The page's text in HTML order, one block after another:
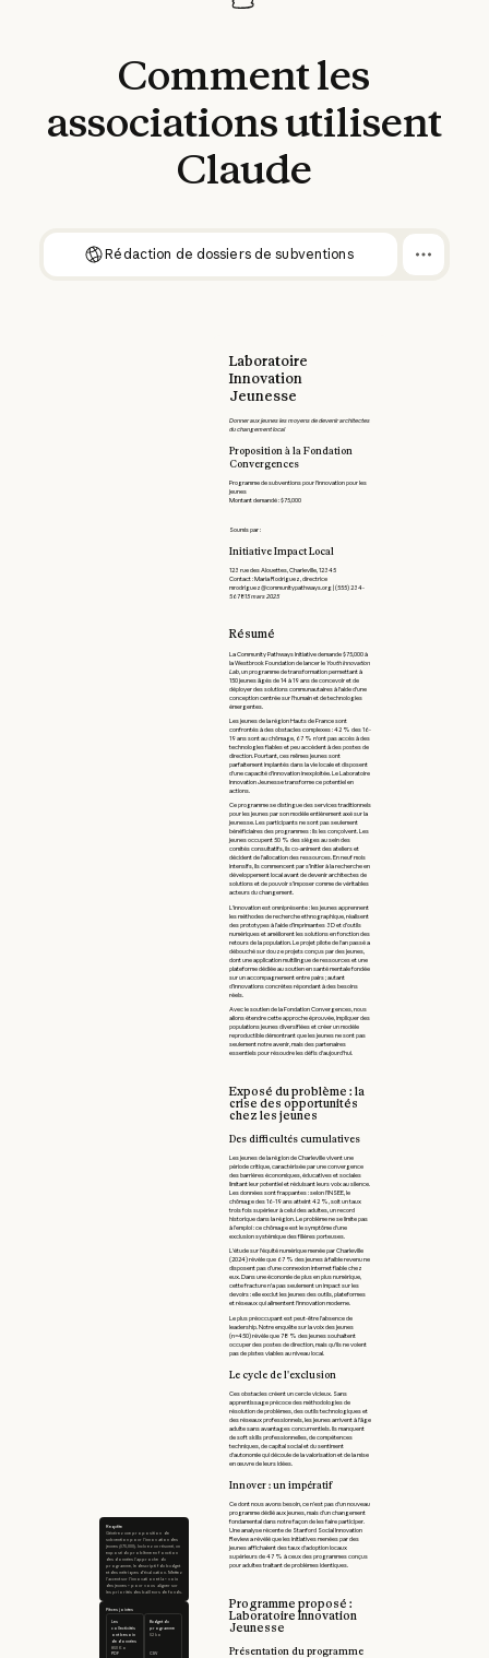
Commentles
associationsutilisent
Claude
Rédaction de dossiers de subventions
Requête
Générez une proposition de
subvention pour l'innovation des
jeunes ($75,000). Incluez un résumé, un
exposé du problème en fonction
des données l'approche du
programme, le descriptif du budget
et des métriques d'évaluation. Mettez
l'accent sur l'innovation et la « voix
des jeunes » pour vous aligner sur
les priorités des bailleurs de fonds.
Pièces jointes
Les
collectivités
ont besoin
de données
850 Ko
PDF
Budget du
programme
52 ko
CSV
Laboratoire
Innovation
Jeunesse
Donner aux jeunes les moyens de devenir architectes
du changement local
Proposition à la Fondation
Convergences
Programme de subventions pour l'innovation pour les
jeunes
Montant demandé : $75,000
Soumis par :
Initiative Impact Local
123 rue des Alouettes, Charleville, 12345
Contact : Maria Rodriguez, directrice
mrodriguez@communitypathways.org | (555) 234-
567815 mars 2025
Résumé
La Community Pathways Initiative demande $75,000 à
la Westbrook Foundation de lancer leYouth Innovation
Lab , un programme de transformation permettant à
150 jeunes âgés de 14 à 19 ans de concevoir et de
déployer des solutions communautaires à l'aide d'une
conception centrée sur l'humain et de technologies
émergentes.
Les jeunes de la région Hauts de France sont
confrontés à des obstacles complexes : 42 % des 16-
19 ans sont au chômage, 67 % n'ont pas accès à des
technologies fiables et peu accèdent à des postes de
direction. Pourtant, ces mêmes jeunes sont
parfaitement implantés dans la vie locale et disposent
d'une capacité d'innovation inexploitée. Le Laboratoire
Innovation Jeunesse transforme ce potentiel en
actions.
Ce programme se distingue des services traditionnels
pour les jeunes par son modèle entièrement axé sur la
jeunesse. Les participants ne sont pas seulement
bénéficiaires des programmes : ils les conçoivent. Les
jeunes occupent 50 % des sièges au sein des
comités consultatifs, ils co-animent des ateliers et
décident de l'allocation des ressources. En neuf mois
intensifs, ils commencent par s’initier à la recherche en
développement local avant de devenir architectes de
solutions et de pouvoir s’imposer comme de véritables
acteurs du changement.
L'innovation est omniprésente : les jeunes apprennent
les méthodes de recherche ethnographique, réalisent
des prototypes à l’aide d’imprimantes 3D et d’outils
numériques et améliorent les solutions en fonction des
retours de la population. Le projet pilote de l'an passé a
débouché sur douze projets conçus par des jeunes,
dont une application multilingue de ressources et une
plateforme dédiée au soutien en santé mentale fondée
sur un accompagnement entre pairs ; autant
d’innovations concrètes répondant à des besoins
réels.
Avec le soutien de la Fondation Convergences, nous
allons étendre cette approche éprouvée, impliquer des
populations jeunes diversifiées et créer un modèle
reproductible démontrant que les jeunes ne sont pas
seulement notre avenir, mais des partenaires
essentiels pour résoudre les défis d'aujourd'hui.
Exposé du problème : la
crise des opportunités
chez les jeunes
Des difficultés cumulatives
Les jeunes de la région de Charleville vivent une
période critique, caractérisée par une convergence
des barrières économiques, éducatives et sociales
limitant leur potentiel et réduisant leurs voix au silence.
Les données sont frappantes : selon l’INSEE, le
chômage des 16-19 ans atteint 42 %, soit un taux
trois fois supérieur à celui des adultes, un record
historique dans la région. Le problème ne se limite pas
à l’emploi : ce chômage est le symptôme d'une
exclusion systémique des filières porteuses.
L'étude sur l'équité numérique menée par Charleville
(2024) révèle que 67 % des jeunes à faible revenu ne
disposent pas d’une connexion internet fiable chez
eux. Dans une économie de plus en plus numérique,
cette fracture n’a pas seulement un impact sur les
devoirs : elle exclut les jeunes des outils, plateformes
et réseaux qui alimentent l'innovation moderne.
Le plus préoccupant est peut-être l’absence de
leadership. Notre enquête sur la voix des jeunes
(n=450) révèle que 78 % des jeunes souhaitent
occuper des postes de direction, mais qu'ils ne voient
pas de pistes viables au niveau local.
Le cycle de l'exclusion
Ces obstacles créent un cercle vicieux. Sans
apprentissage précoce des méthodologies de
résolution de problèmes, des outils technologiques et
des réseaux professionnels, les jeunes arrivent à l'âge
adulte sans avantages concurrentiels. Ils manquent
de soft skills professionnelles, de compétences
techniques, de capital social et du sentiment
d'autonomie qui découle de la valorisation et de la mise
en œuvre de leurs idées.
Innover : un impératif
Ce dont nous avons besoin, ce n’est pas d'un nouveau
programme dédié aux jeunes, mais d'un changement
fondamental dans notre façon de les faire participer.
Une analyse récente de Stanford Social Innovation
Review a révélé que les initiatives menées par des
jeunes affichaient des taux d'adoption locaux
supérieurs de 47 % à ceux des programmes conçus
pour adultes traitant de problèmes identiques.
Programme proposé :
Laboratoire Innovation
Jeunesse
Présentation du programme